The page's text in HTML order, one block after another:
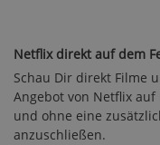
Netflix direkt auf dem
Schau Dir direkt Filme
Angebot von Netflix auf
und ohne eine
anzuschließen.